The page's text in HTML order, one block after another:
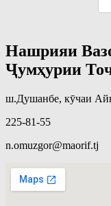
Нашрияи
Ҷумҳурии
ш.Душанбе, кӯчаи
225-81-55
n.omuzgor@maorif.tj